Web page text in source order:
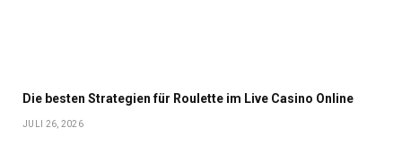
Die besten Strategien für Roulette im Live Casino Online
JULI 26, 2026